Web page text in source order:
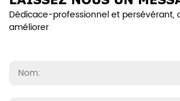
Dédicace-professionnel et persévérant,
améliorer